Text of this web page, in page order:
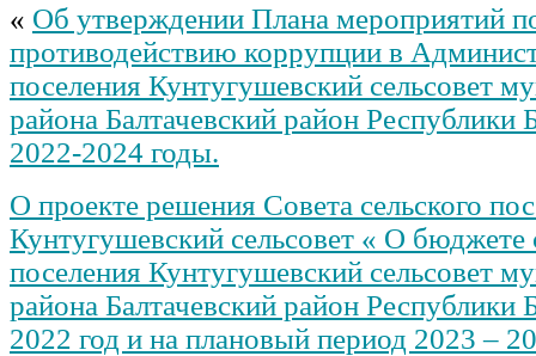
« Об утверждении Плана мероприятий
противодействию коррупции в
поселения Кунтугушевский сельсовет
района Балтачевский район Республики
2022-2024 годы.
О проекте решения Совета сельского
Кунтугушевский сельсовет « О бюджете
поселения Кунтугушевский сельсовет
района Балтачевский район Республики
2022 год и на плановый период 2023 –